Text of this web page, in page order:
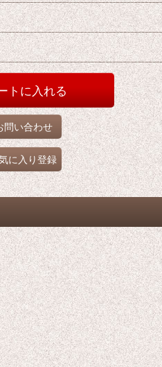
トに入れる
問い合わせ
に入り登録